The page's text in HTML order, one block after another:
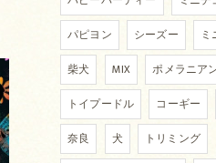
パピヨン
シーズー
柴犬
MIX ポメラニア
トイプードル
コーギー
奈良
犬
トリミング